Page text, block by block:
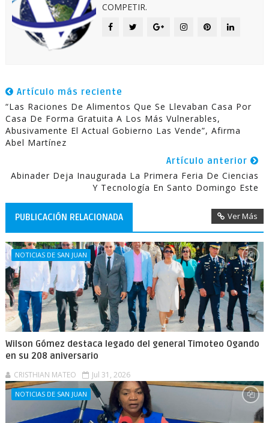
COMPETIR.
Artículo más reciente
“Las Raciones De Alimentos Que Se Llevaban Casa Por
Casa De Forma Gratuita A Los Más Vulnerables,
Abusivamente El Actual Gobierno Las Vende”, Afirma
Abel Martínez
Artículo anterior
Abinader Deja Inaugurada La Primera Feria De Ciencias
Y Tecnología En Santo Domingo Este
PUBLICACIÓN RELACIONADA Ver Más
NOTICIAS DE SAN JUAN
Wilson Gómez destaca legado del general Timoteo Ogando
en su 208 aniversario
CRISTHIAN MATEO Jul 31, 2026
NOTICIAS DE SAN JUAN